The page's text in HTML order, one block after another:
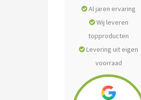
Al jaren ervaring
Wij leveren
topproducten
Levering uit eigen
voorraad